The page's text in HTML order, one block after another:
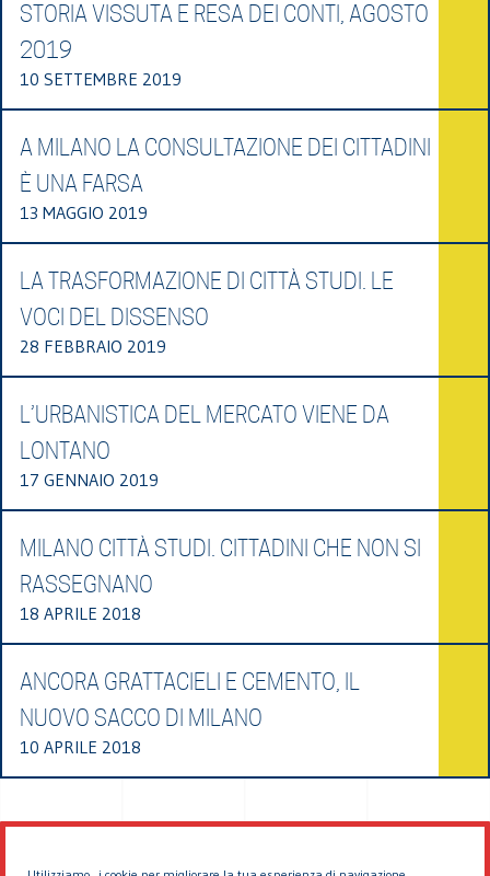
STORIA VISSUTA E RESA DEI CONTI, AGOSTO
2019
10 SETTEMBRE 2019
A MILANO LA CONSULTAZIONE DEI CITTADINI
È UNA FARSA
13 MAGGIO 2019
LA TRASFORMAZIONE DI CITTÀ STUDI. LE
VOCI DEL DISSENSO
28 FEBBRAIO 2019
L’URBANISTICA DEL MERCATO VIENE DA
LONTANO
17 GENNAIO 2019
MILANO CITTÀ STUDI. CITTADINI CHE NON SI
RASSEGNANO
18 APRILE 2018
ANCORA GRATTACIELI E CEMENTO, IL
NUOVO SACCO DI MILANO
10 APRILE 2018